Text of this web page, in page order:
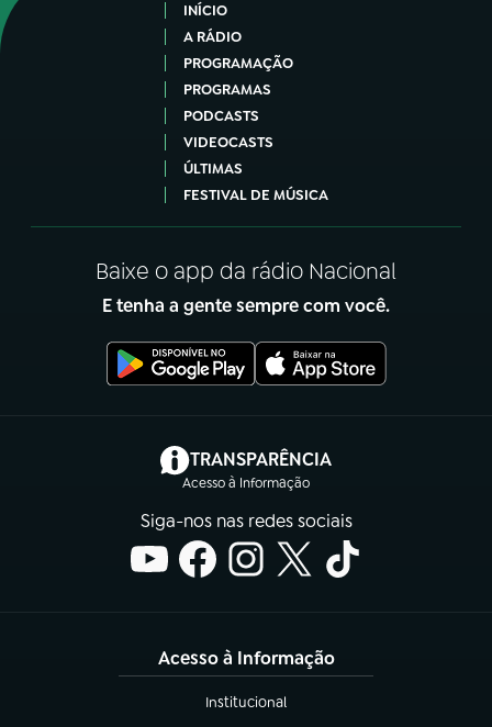
INÍCIO
A RÁDIO
PROGRAMAÇÃO
PROGRAMAS
PODCASTS
VIDEOCASTS
ÚLTIMAS
FESTIVAL DE MÚSICA
Baixe o app da rádio Nacional
E tenha a gente sempre com você.
TRANSPARÊNCIA
Acesso à Informação
(abre em nova aba)
Siga-nos nas redes sociais
Acesso à Informação
Institucional
(abre em nova aba)